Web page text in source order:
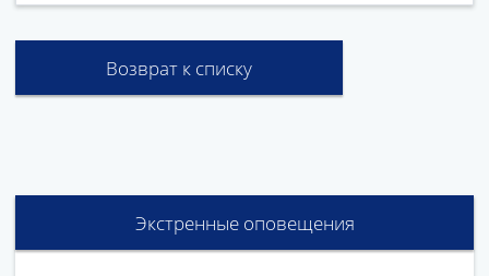
Возврат к списку
Экстренные оповещения